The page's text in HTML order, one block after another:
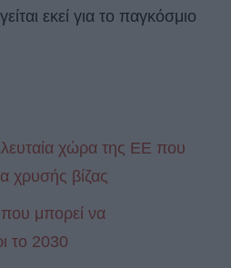
εκεί για το παγκόσμιο
χώρα της ΕΕ που
χρυσής βίζας
μπορεί να
το 2030